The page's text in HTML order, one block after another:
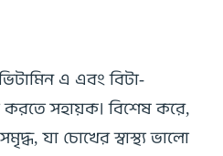
এ এবং বিটা-
করতে সহায়ক। বিশেষ করে,
যা চোখের স্বাস্থ্য ভালো